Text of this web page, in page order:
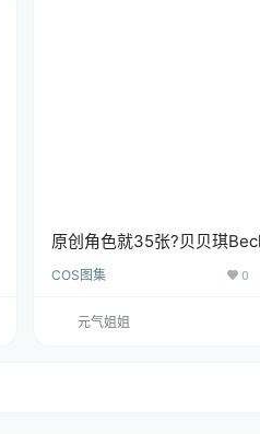
原创角色就35张?贝贝琪
西莉亚肉肉色调愣是没一张跑
COS图集 0
元气姐姐